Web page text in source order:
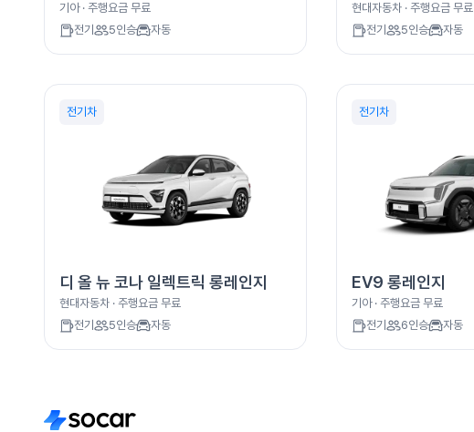
기아· 주행요금 무료
전기
5인승 자동
현대자동차 · 주행요금 무료
전기
5인승 자동
전기차
디 올 뉴 코나 일렉트릭 롱레인지
현대자동차 · 주행요금 무료
전기
5인승 자동
전기차
EV9 롱레인지
기아· 주행요금 무료
전기
6인승 자동